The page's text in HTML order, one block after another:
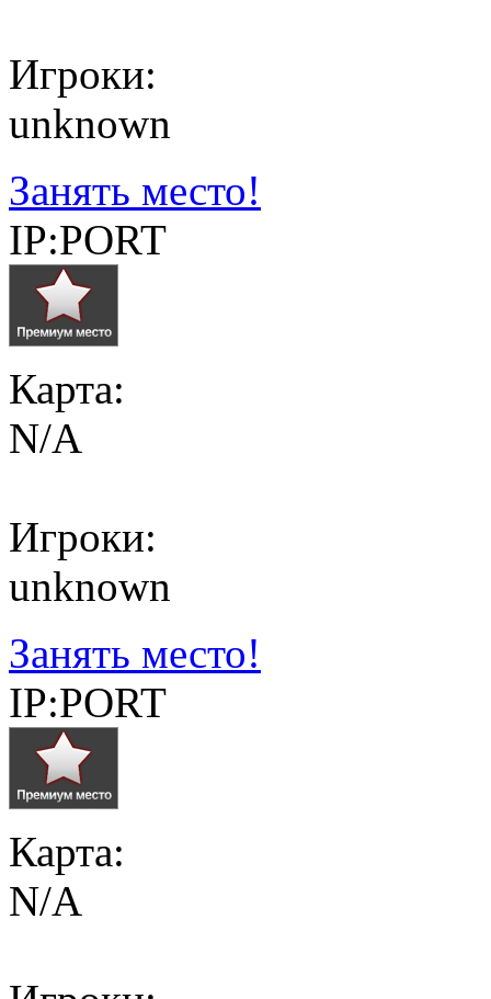
Игроки:
unknown
Занять место!
IP:PORT
Карта:
N/A
Игроки:
unknown
Занять место!
IP:PORT
Карта:
N/A